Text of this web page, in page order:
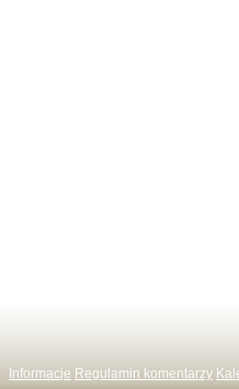
Informacje Regulamin komentarzy